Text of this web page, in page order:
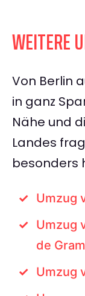
WEITERE
Von Berlin
in ganz
Nähe und
Landes
besonders
Umzug
Umzug
de
Umzug